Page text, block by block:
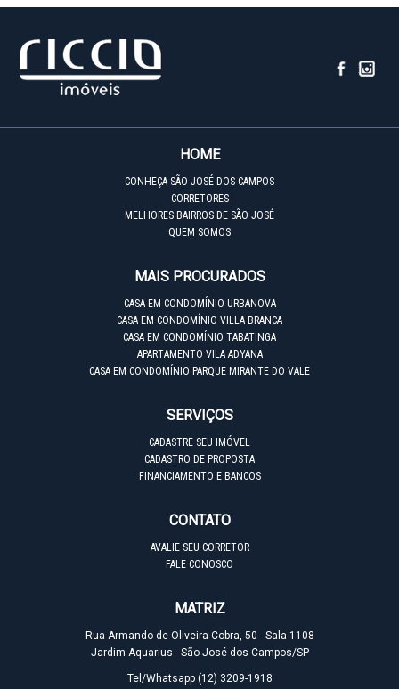
HOME
CONHEÇA SÃO JOSÉ DOS CAMPOS
CORRETORES
MELHORES BAIRROS DE SÃO JOSÉ
QUEM SOMOS
MAIS PROCURADOS
CASA EM CONDOMÍNIO URBANOVA
CASA EM CONDOMÍNIO VILLA BRANCA
CASA EM CONDOMÍNIO TABATINGA
APARTAMENTO VILA ADYANA
CASA EM CONDOMÍNIO PARQUE MIRANTE DO VALE
SERVIÇOS
CADASTRE SEU IMÓVEL
CADASTRO DE PROPOSTA
FINANCIAMENTO E BANCOS
CONTATO
AVALIE SEU CORRETOR
FALE CONOSCO
MATRIZ
Rua Armando de Oliveira Cobra, 50 - Sala 1108
Jardim Aquarius - São José dos Campos/SP
Tel/Whatsapp (12) 3209-1918